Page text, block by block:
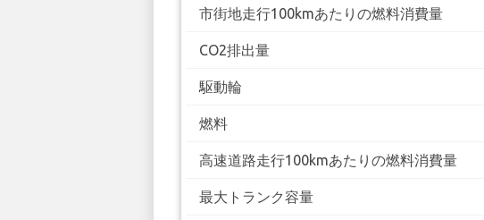
市街地走行100kmあたりの燃料消費量
CO2排出量
駆動輪
燃料
高速道路走行100kmあたりの燃料消費量
最大トランク容量